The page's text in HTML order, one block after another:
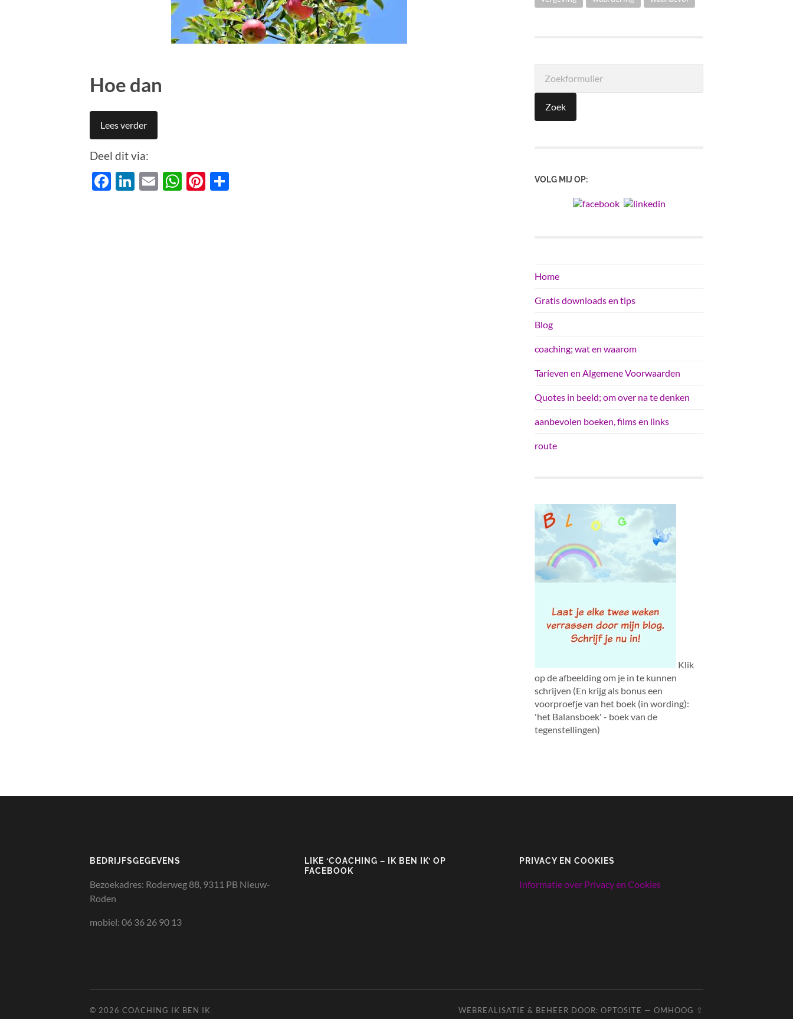
Hoe dan
Lees verder
Deel dit via:
Facebook
LinkedIn
EmailWhatsApp
Pinterest VOLG MIJ OP:
Home
Gratis downloads en tips
Blog
coaching; wat en waarom
Tarieven en Algemene Voorwaarden
Quotes in beeld; om over na te denken
aanbevolen boeken, films en links
route
Klik
op de afbeelding om je in te kunnen
schrijven (En krijg als bonus een
voorproefje van het boek (in wording):
'het Balansboek' - boek van de
tegenstellingen)
BEDRIJFSGEGEVENS
Bezoekadres: Roderweg 88, 9311 PB NIeuw-
Roden
mobiel: 06 36 26 90 13
LIKE ‘COACHING – IK BEN IK’ OP
FACEBOOK
PRIVACY EN COOKIES
Informatie over Privacy en Cookies
© 2026 COACHING IK BEN IK WEBREALISATIE & BEHEER DOOR: OPTOSITE — OMHOOG ⇪
Hoi bezoeker,
Mag ik er even tussendoor?
Heb je mijn E-boek ’30 bemoedigende
quotes’